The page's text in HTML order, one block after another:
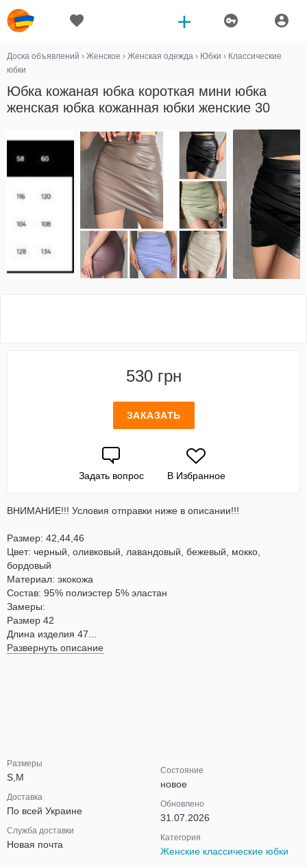
Доска объявлений › Женское › Женская одежда › Юбки › Классические
юбки
Юбка кожаная юбка короткая мини юбка
женская юбка кожанная юбки женские 30
530 грн
ЗАКАЗАТЬ
Задать вопрос В Избранное
ВНИМАНИЕ!!! Условия отправки ниже в описании!!!
Размер: 42,44,46
Цвет: черный, оливковый, лавандовый, бежевый, мокко,
бордовый
Материал: экокожа
Состав: 95% полиэстер 5% эластан
Замеры:
Размер 42
Длина изделия 47...
Развернуть описание
Размеры
S,M
Доставка
По всей Украине
Служба доставки
Новая почта
Состояние
новое
Обновлено
31.07.2026
Категория
Женские классические юбки